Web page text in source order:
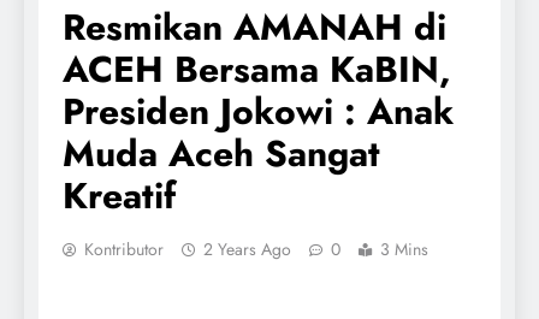
Resmikan AMANAH di
ACEH Bersama KaBIN,
Presiden Jokowi : Anak
Muda Aceh Sangat
Kreatif
Kontributor 2 Years Ago 0 3 Mins